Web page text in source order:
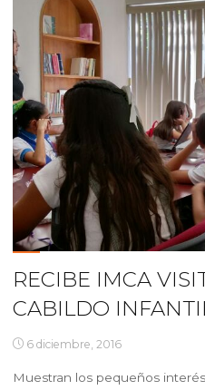
“Haz
Mejor
Poesía”"
RECIBE IMCA
CABILDO
6 diciembre, 2016
Muestran los pequeños